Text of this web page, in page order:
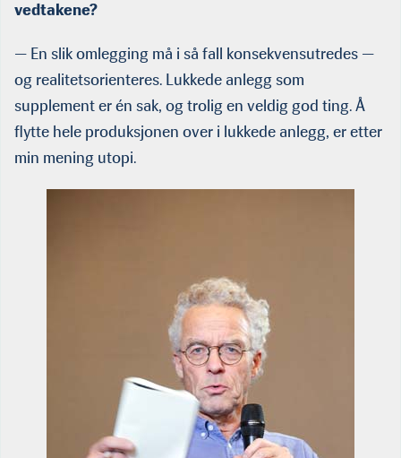
vedtakene?
— En slik omlegging må i så fall konsekvensutredes —
og realitetsorienteres. Lukkede anlegg som
supplement er én sak, og trolig en veldig god ting. Å
flytte hele produksjonen over i lukkede anlegg, er etter
min mening utopi.